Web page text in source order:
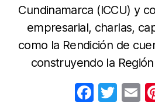
Cundinamarca (ICCU) y
empresarial, charlas,
como la Rendición de
construyendo la Región
F T E